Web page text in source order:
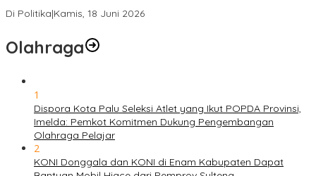
Di Politika|Kamis, 18 Juni 2026
Olahraga
1
Dispora Kota Palu Seleksi Atlet yang Ikut POPDA Provinsi,
Imelda: Pemkot Komitmen Dukung Pengembangan
Olahraga Pelajar
2
KONI Donggala dan KONI di Enam Kabupaten Dapat